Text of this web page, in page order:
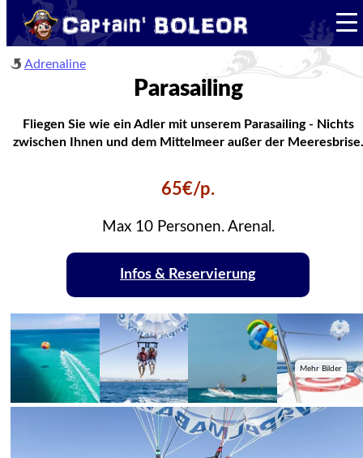
Adrenaline
Parasailing
Fliegen Sie wie ein Adler mit unserem Parasailing - Nichts
zwischen Ihnen und dem Mittelmeer außer der Meeresbrise.
65€/p.
Max 10 Personen. Arenal.
Infos & Reservierung
Mehr Bilder